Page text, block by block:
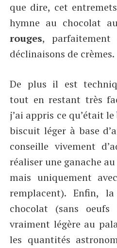
que dire, cet
hymne au chocolat
rouges, parfaitement
déclinaisons de crèmes.
De plus il est
tout en restant très
j’ai appris ce qu’était le
biscuit léger à base
conseille vivement
réaliser une ganache
mais uniquement
remplacent). Enfin,
chocolat (sans
vraiment légère au
les quantités